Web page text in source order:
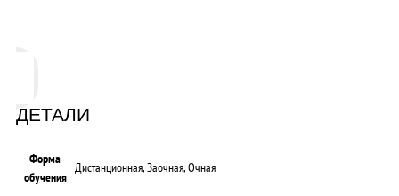
ДЕТАЛИ
Форма
обучения
Дистанционная, Заочная, Очная